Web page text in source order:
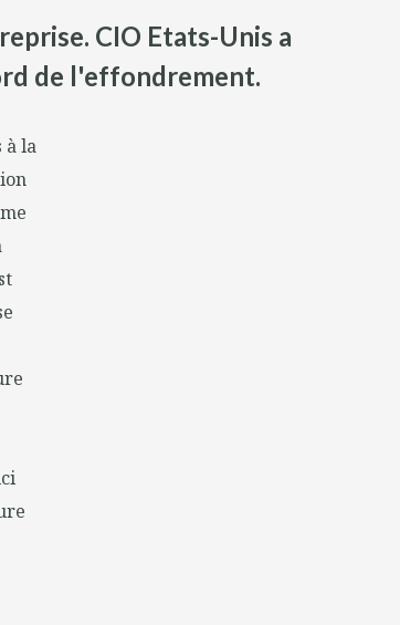
CIO Etats-Unis a
de l'effondrement.
à la